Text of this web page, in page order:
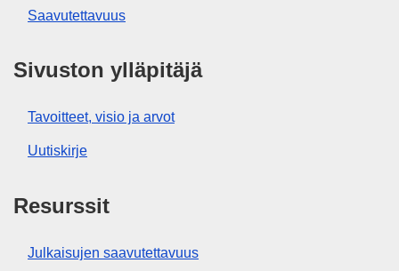
Saavutettavuus
Sivuston ylläpitäjä
Tavoitteet, visio ja arvot
Uutiskirje
Resurssit
Julkaisujen saavutettavuus